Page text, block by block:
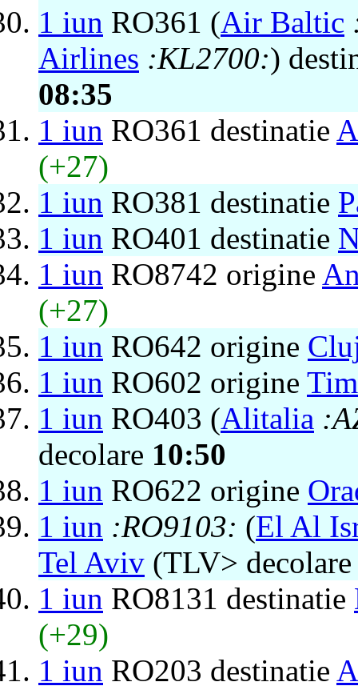
1 iun RO361 (Air Baltic
Airlines :KL2700:)
08:35
1 iun RO361 destinatie
(+27)
1 iun RO381 destinatie
1 iun RO401 destinatie
1 iun RO8742 origine
(+27)
1 iun RO642 origine
1 iun RO602 origine
1 iun RO403 (Alitalia
decolare 10:50
1 iun RO622 origine
1 iun :RO9103: (El Al
Tel Aviv (TLV>
1 iun RO8131 destinatie
(+29)
1 iun RO203 destinatie